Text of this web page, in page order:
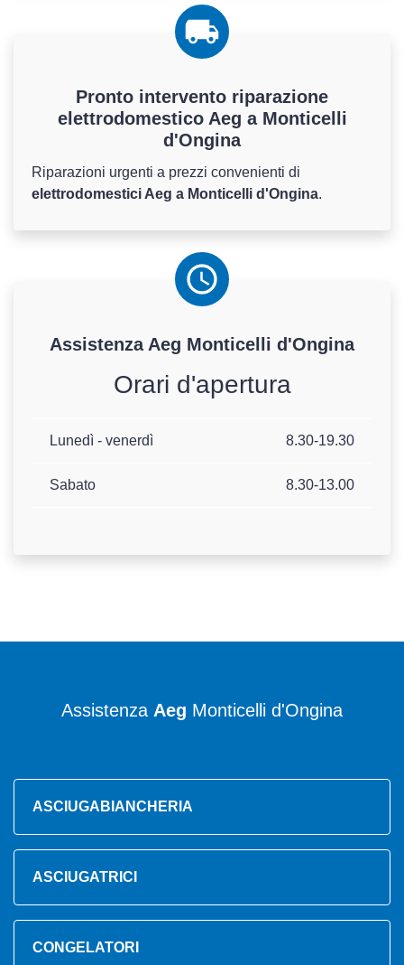
Pronto intervento riparazione
elettrodomestico Aeg a Monticelli
d'Ongina
Riparazioni urgenti a prezzi convenienti di
elettrodomestici Aeg a Monticelli d'Ongina.
Assistenza Aeg Monticelli d'Ongina
Orari d'apertura
Lunedì - venerdì 8.30-19.30
Sabato 8.30-13.00
Assistenza Aeg Monticelli d'Ongina
ASCIUGABIANCHERIA
ASCIUGATRICI
CONGELATORI